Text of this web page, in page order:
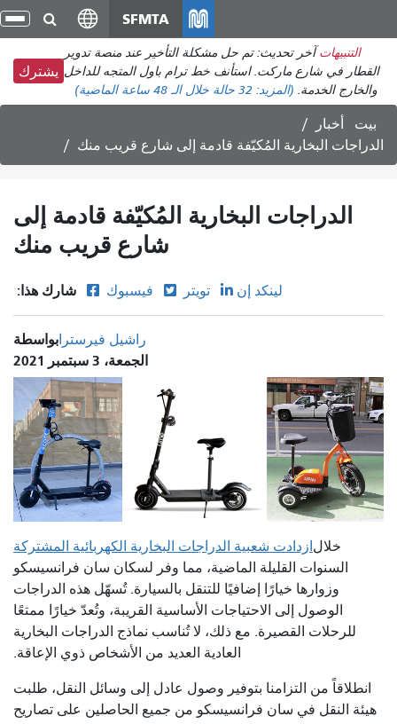
انتقل
إلى
المحتوى
الرئيسي
SFMTA
التنبيهات آخر تحديث: تم حل مشكلة التأخير عند منصة تدوير
القطار في شارع ماركت. استأنف خط ترام باول المتجه للداخل
والخارج الخدمة. (المزيد: 32 حالة خلال الـ 48 ساعة الماضية)
يشترك
بيت
أخبار
الدراجات البخارية المُكيّفة قادمة إلى شارع قريب منك
الدراجات البخارية المُكيّفة قادمة إلى
شارع قريب منك
شارك هذا: فيسبوك تويتر لينكد إن
بواسطة راشيل فيرسترا
الجمعة، 3 سبتمبر 2021
ازدادت شعبية الدراجات البخارية الكهربائية المشتركة خلال
السنوات القليلة الماضية، مما وفر لسكان سان فرانسيسكو
وزوارها خيارًا إضافيًا للتنقل بالسيارة. تُسهّل هذه الدراجات
الوصول إلى الاحتياجات الأساسية القريبة، وتُعدّ خيارًا ممتعًا
للرحلات القصيرة. مع ذلك، لا تُناسب نماذج الدراجات البخارية
العادية العديد من الأشخاص ذوي الإعاقة.
انطلاقاً من التزامنا بتوفير وصول عادل إلى وسائل النقل، طلبت
هيئة النقل في سان فرانسيسكو من جميع الحاصلين على تصاريح